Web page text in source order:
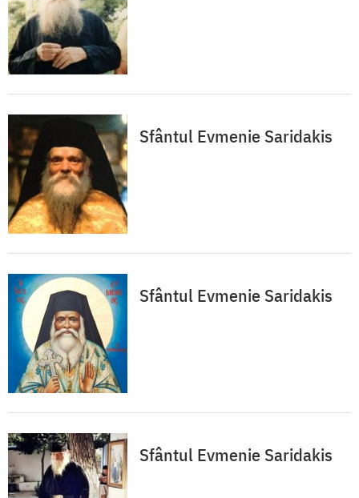
Sfântul Evmenie Saridakis
Sfântul Evmenie Saridakis
Sfântul Evmenie Saridakis